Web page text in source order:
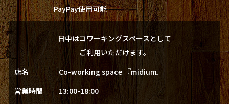
PayPay使用可能
日中はコワーキングスペースとして
ご利用いただけます。
店名
Co-working space 『midium』
営業時間
13:00-18:00